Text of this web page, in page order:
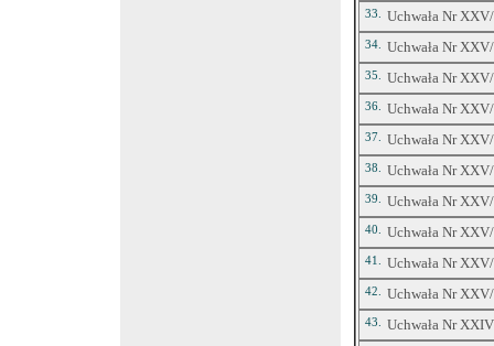
33. Uchwała Nr
34. Uchwała Nr
35. Uchwała Nr
36. Uchwała Nr
37. Uchwała Nr
38. Uchwała Nr
39. Uchwała Nr
40. Uchwała Nr
41. Uchwała Nr
42. Uchwała Nr
43. Uchwała Nr